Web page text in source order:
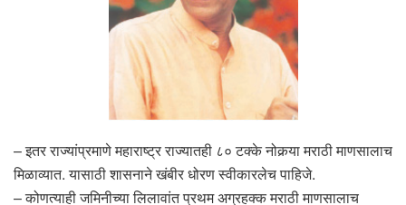
– इतर राज्यांप्रमाणे महाराष्ट्र राज्यातही ८० टक्के नोकर्‍या मराठी माणसालाच
मिळाव्यात. यासाठी शासनाने खंबीर धोरण स्वीकारलेच पाहिजे.
– कोणत्याही जमिनीच्या लिलावांत प्रथम अग्रहक्क मराठी माणसालाच